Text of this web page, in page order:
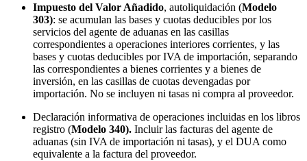
Impuesto del Valor Añadido, autoliquidación (Modelo
303): se acumulan las bases y cuotas deducibles por los
servicios del agente de aduanas en las casillas
correspondientes a operaciones interiores corrientes, y las
bases y cuotas deducibles por IVA de importación, separando
las correspondientes a bienes corrientes y a bienes de
inversión, en las casillas de cuotas devengadas por
importación. No se incluyen ni tasas ni compra al proveedor.
Declaración informativa de operaciones incluidas en los libros
registro (Modelo 340). Incluir las facturas del agente de
aduanas (sin IVA de importación ni tasas), y el DUA como
equivalente a la factura del proveedor.